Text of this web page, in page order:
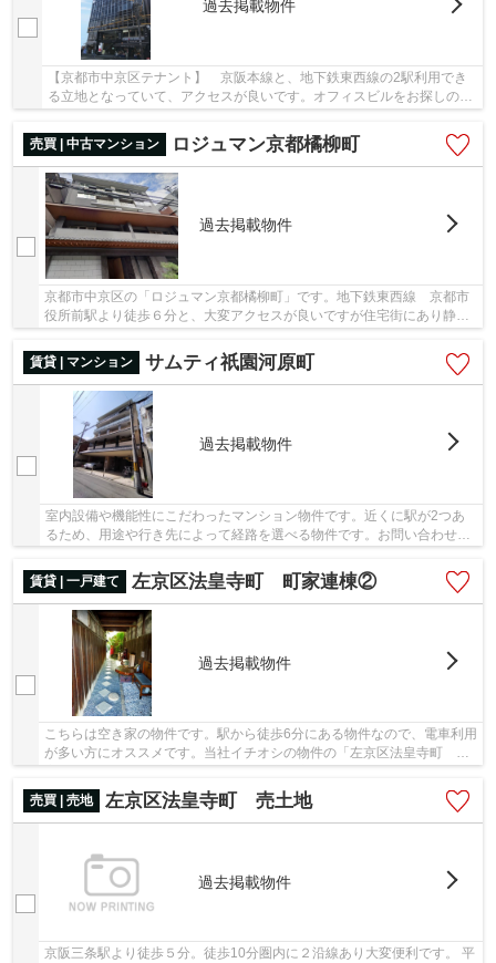
過去掲載物件
【京都市中京区テナント】 京阪本線と、地下鉄東西線の2駅利用でき
る立地となっていて、アクセスが良いです。オフィスビルをお探しの
方、ぜひお問合せ下さい！
売買 | 中古マンション
ロジュマン京都橘柳町
過去掲載物件
京都市中京区の「ロジュマン京都橘柳町」です。地下鉄東西線 京都市
役所前駅より徒歩６分と、大変アクセスが良いですが住宅街にあり静か
な環境なのがおススメです。近くに飲食店やコ...
賃貸 | マンション
サムティ祇園河原町
過去掲載物件
室内設備や機能性にこだわったマンション物件です。近くに駅が2つあ
るため、用途や行き先によって経路を選べる物件です。お問い合わせは
賃貸 | 一戸建て
左京区法皇寺町 町家連棟②
過去掲載物件
こちらは空き家の物件です。駅から徒歩6分にある物件なので、電車利用
が多い方にオススメです。当社イチオシの物件の「左京区法皇寺町 町
売買 | 売地
左京区法皇寺町 売土地
過去掲載物件
京阪三条駅より徒歩５分。徒歩10分圏内に２沿線あり大変便利です。 平